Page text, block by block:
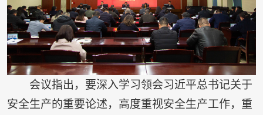
会议指出，要深入学习领会习近平总书记关于
安全生产的重要论述，高度重视安全生产工作，重